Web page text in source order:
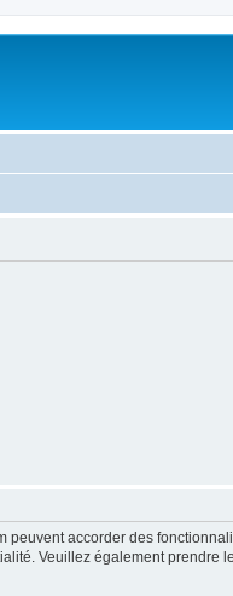
peuvent accorder des
Veuillez également prendre